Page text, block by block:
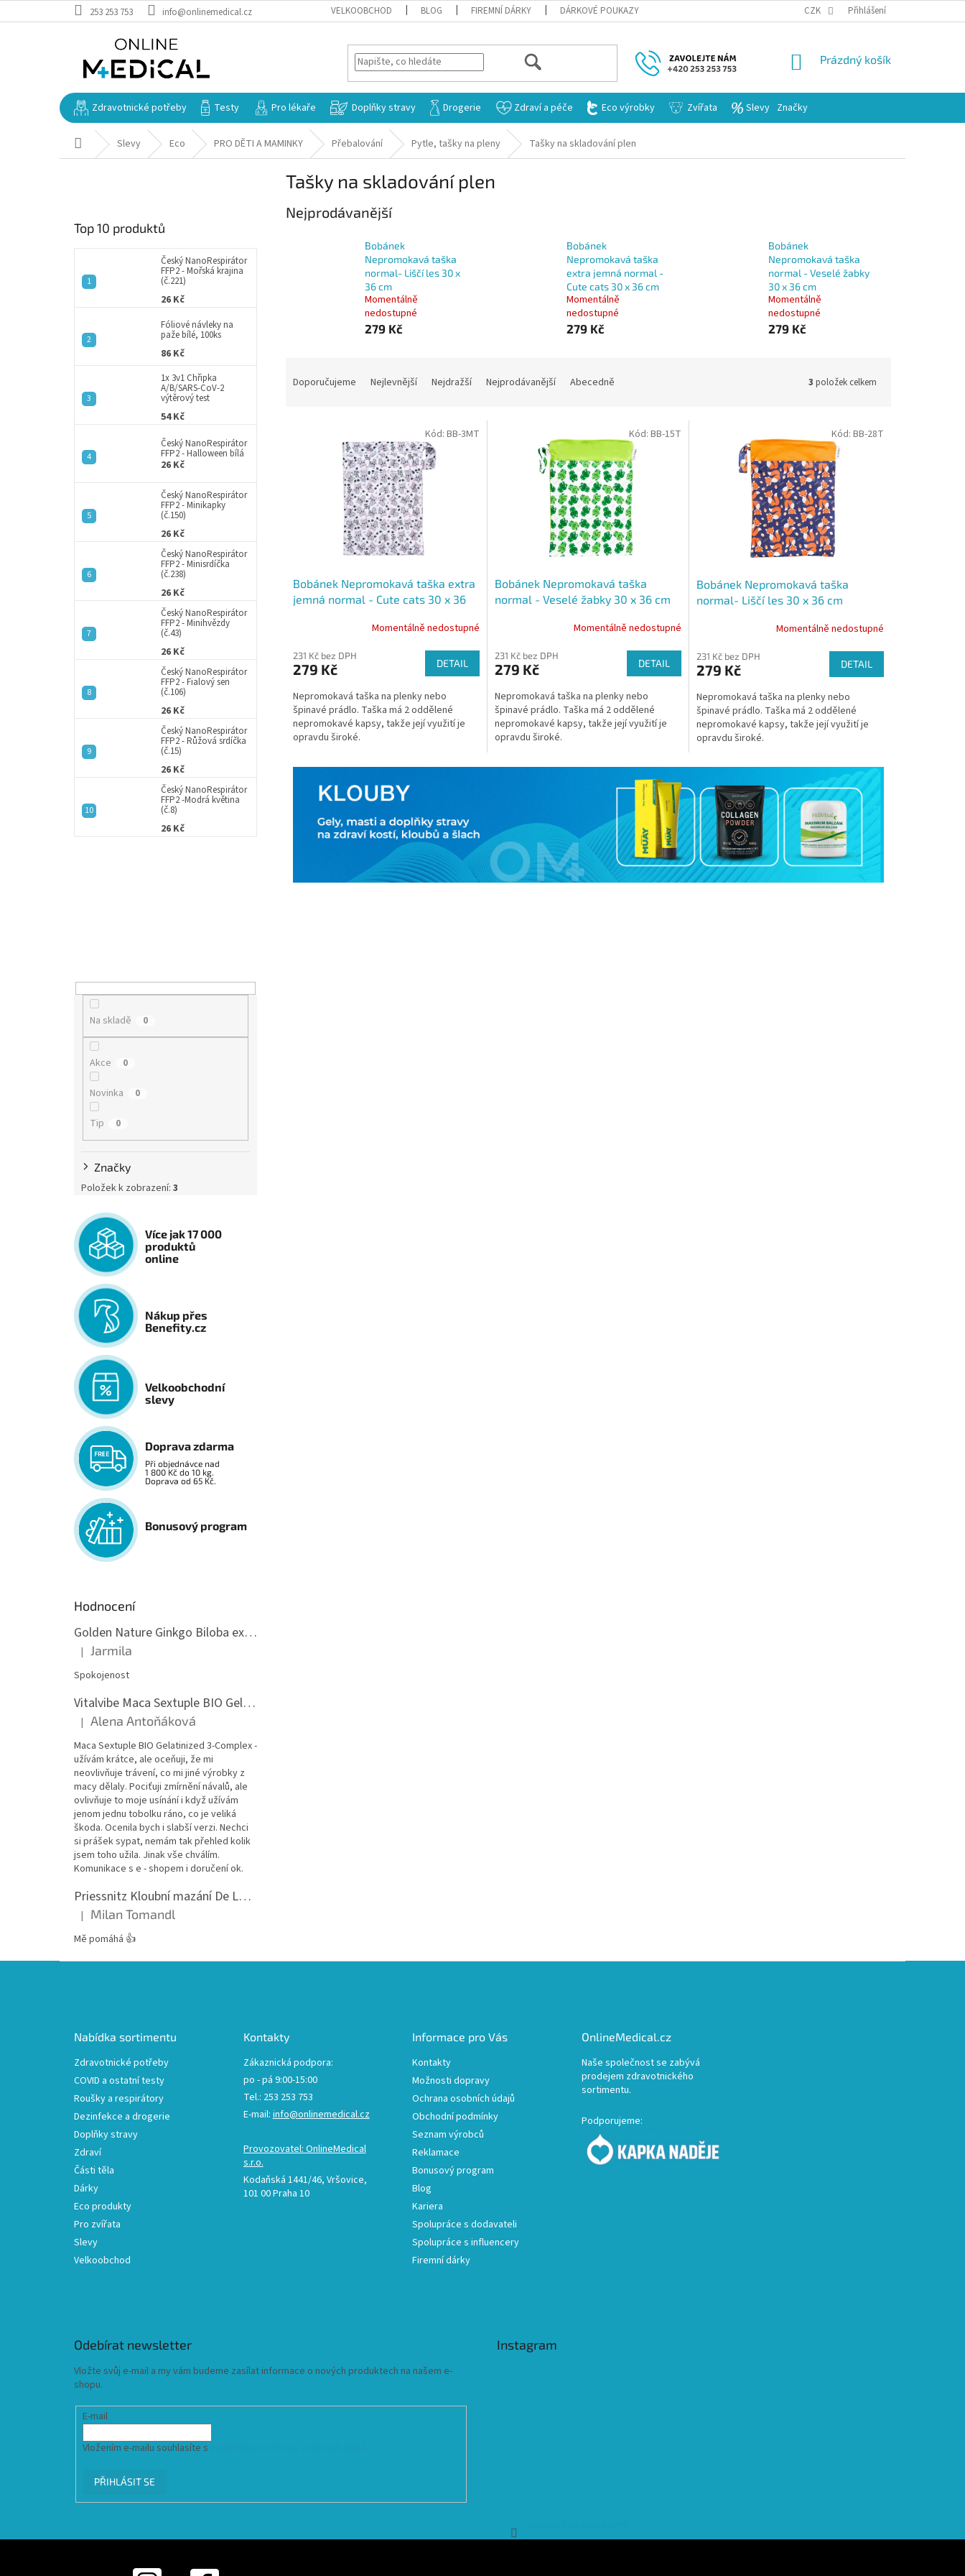
na
253 253 753 info@onlinemedical.cz VELKOOBCHOD BLOG FIREMNÍ DÁRKY DÁRKOVÉ POUKAZY CZK Přihlášení
HLEDAT
NÁKUPNÍ
Prázdný košík
Zdravotnické potřeby Testy Pro lékaře Doplňky stravy Drogerie Zdraví a péče Eco výrobky Zvířata Slevy Značky
Domů Slevy Eco PRO DĚTI A MAMINKY Přebalování Pytle, tašky na pleny Tašky na skladování plen
Top 10 produktů
Český NanoRespirátor
FFP2 - Mořská krajina
(č.221)
26 Kč
Fóliové návleky na
paže bílé, 100ks
86 Kč
1x 3v1 Chřipka
A/B/SARS-CoV-2
výtěrový test
54 Kč
Český NanoRespirátor
FFP2 - Halloween bílá
26 Kč
Český NanoRespirátor
FFP2 - Minikapky
(č.150)
26 Kč
Český NanoRespirátor
FFP2 - Minisrdíčka
(č.238)
26 Kč
Český NanoRespirátor
FFP2 - Minihvězdy
(č.43)
26 Kč
Český NanoRespirátor
FFP2 - Fialový sen
(č.106)
26 Kč
Český NanoRespirátor
FFP2 - Růžová srdíčka
(č.15)
26 Kč
Český NanoRespirátor
FFP2 -Modrá květina
(č.8)
26 Kč
Na skladě 0
Akce 0
Novinka 0
Tip 0
Značky
Položek k zobrazení: 3
Více jak 17 000
produktů
online
Nákup přes
Benefity.cz
Velkoobchodní
slevy
Doprava zdarma
Při objednávce nad
1 800 Kč do 10 kg.
Doprava od 65 Kč.
Bonusový program
Hodnocení
Golden Nature Ginkgo Biloba extrakt 50:1 60mg, 100 kapslí
Hodnocení produktu je 5 z 5 hvězdiček.
| Jarmila
Spokojenost
Vitalvibe Maca Sextuple BIO Gelatinized 3-Complex, 60 kapslí
Hodnocení produktu je 5 z 5 hvězdiček.
| Alena Antoňáková
Maca Sextuple BIO Gelatinized 3-Complex -
užívám krátce, ale oceňuji, že mi
neovlivňuje trávení, co mi jiné výrobky z
macy dělaly. Pociťuji zmírnění návalů, ale
ovlivňuje to moje usínání i když užívám
jenom jednu tobolku ráno, co je veliká
škoda. Ocenila bych i slabší verzi. Nechci
si prášek sypat, nemám tak přehled kolik
jsem toho užila. Jinak vše chválím.
Komunikace s e - shopem i doručení ok.
Priessnitz Kloubní mazání De Luxe, 200ml
Hodnocení produktu je 5 z 5 hvězdiček.
| Milan Tomandl
Mě pomáhá 👍
Tašky na skladování plen
Nejprodávanější
Bobánek
Nepromokavá taška
normal- Liščí les 30 x
36 cm
Momentálně
nedostupné
279 Kč
Bobánek
Nepromokavá taška
extra jemná normal -
Cute cats 30 x 36 cm
Momentálně
nedostupné
279 Kč
Bobánek
Nepromokavá taška
normal - Veselé žabky
30 x 36 cm
Momentálně
nedostupné
279 Kč
Doporučujeme Nejlevnější Nejdražší Nejprodávanější Abecedně 3 položek celkem
Bobánek Nepromokavá taška extra
jemná normal - Cute cats 30 x 36
Momentálně nedostupné
231 Kč bez DPH
279 Kč DETAIL
Nepromokavá taška na plenky nebo
špinavé prádlo. Taška má 2 oddělené
nepromokavé kapsy, takže její využití je
opravdu široké.
Kód: BB-3MT
Bobánek Nepromokavá taška
normal - Veselé žabky 30 x 36 cm
Momentálně nedostupné
231 Kč bez DPH
279 Kč DETAIL
Nepromokavá taška na plenky nebo
špinavé prádlo. Taška má 2 oddělené
nepromokavé kapsy, takže její využití je
opravdu široké.
Kód: BB-15T
Bobánek Nepromokavá taška
normal- Liščí les 30 x 36 cm
Momentálně nedostupné
231 Kč bez DPH
279 Kč DETAIL
Nepromokavá taška na plenky nebo
špinavé prádlo. Taška má 2 oddělené
nepromokavé kapsy, takže její využití je
opravdu široké.
Kód: BB-28T
Nabídka sortimentu
Zdravotnické potřeby
COVID a ostatní testy
Roušky a respirátory
Dezinfekce a drogerie
Doplňky stravy
Zdraví
Části těla
Dárky
Eco produkty
Pro zvířata
Slevy
Velkoobchod
Kontakty
Zákaznická podpora:
po - pá 9:00-15:00
Tel.: 253 253 753
E-mail: info@onlinemedical.cz
Provozovatel: OnlineMedical
s.r.o.
Kodaňská 1441/46, Vršovice,
101 00 Praha 10
Informace pro Vás
Kontakty
Možnosti dopravy
Ochrana osobních údajů
Obchodní podmínky
Seznam výrobců
Reklamace
Bonusový program
Blog
Kariera
Spolupráce s dodavateli
Spolupráce s influencery
Firemní dárky
OnlineMedical.cz
Naše společnost se zabývá
prodejem zdravotnického
sortimentu.
Podporujeme:
Odebírat newsletter
Vložte svůj e-mail a my vám budeme zasílat informace o nových produktech na našem e-
shopu.
E-mail
Vložením e-mailu souhlasíte s
PŘIHLÁSIT SE
Instagram